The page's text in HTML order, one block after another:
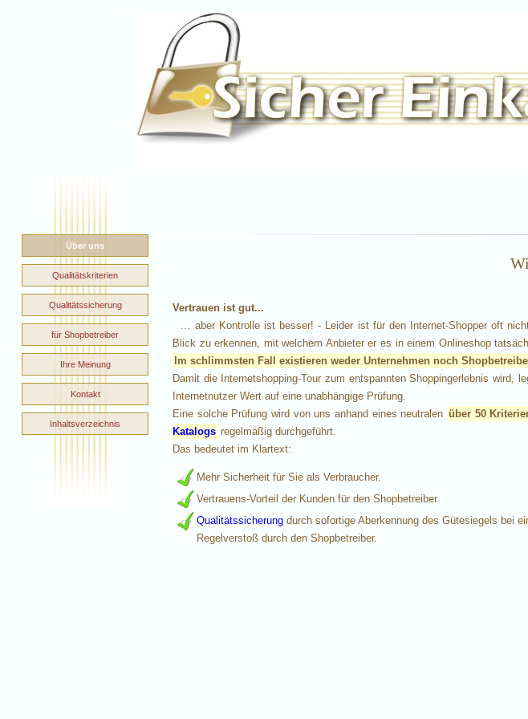
Vertrauen ist gut...
... aber Kontrolle ist besser! - Leider ist für den Internet-Shopper oft
Blick zu erkennen, mit welchem Anbieter er es in einem Onlineshop
Im schlimmsten Fall existieren weder Unternehmen noch
Damit die Internetshopping-Tour zum entspannten Shoppingerlebnis wird,
Internetnutzer Wert auf eine unabhängige Prüfung.
Eine solche Prüfung wird von uns anhand eines neutralen über 50
Katalogs regelmäßig durchgeführt.
Das bedeutet im Klartext:
Mehr Sicherheit für Sie als Verbraucher.
Vertrauens-Vorteil der Kunden für den Shopbetreiber.
Qualitätssicherung durch sofortige Aberkennung des Gütesiegels bei
Regelverstoß durch den Shopbetreiber.
Über uns
Qualitätskriterien
Qualitätssicherung
für Shopbetreiber
Ihre Meinung
Kontakt
Inhaltsverzeichnis